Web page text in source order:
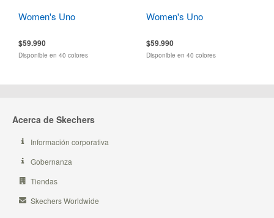
Women's Uno
$59.990
Disponible en 40 colores
Women's Uno
$59.990
Disponible en 40 colores
Acerca de Skechers
Información corporativa
Gobernanza
Tiendas
Skechers Worldwide